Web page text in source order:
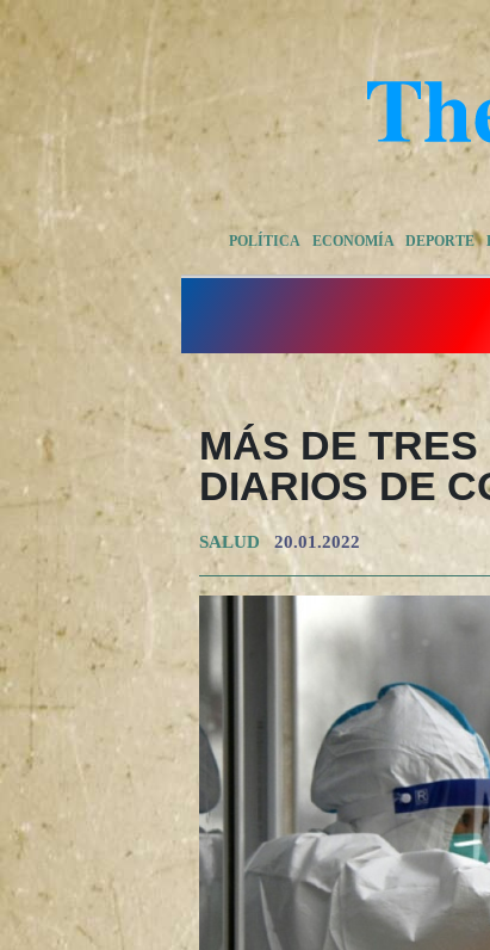
POLÍTICA ECONOMÍA DEPORTE
MÁS DE
DIARIOS DE
SALUD 20.01.2022